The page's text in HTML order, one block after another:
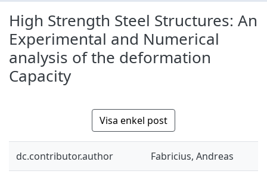
High Strength Steel Structures: An
Experimental and Numerical
analysis of the deformation
Capacity
Visa enkel post
dc.contributor.author Fabricius, Andreas